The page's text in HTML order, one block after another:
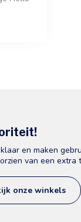
en maken
van een extra
onze winkels